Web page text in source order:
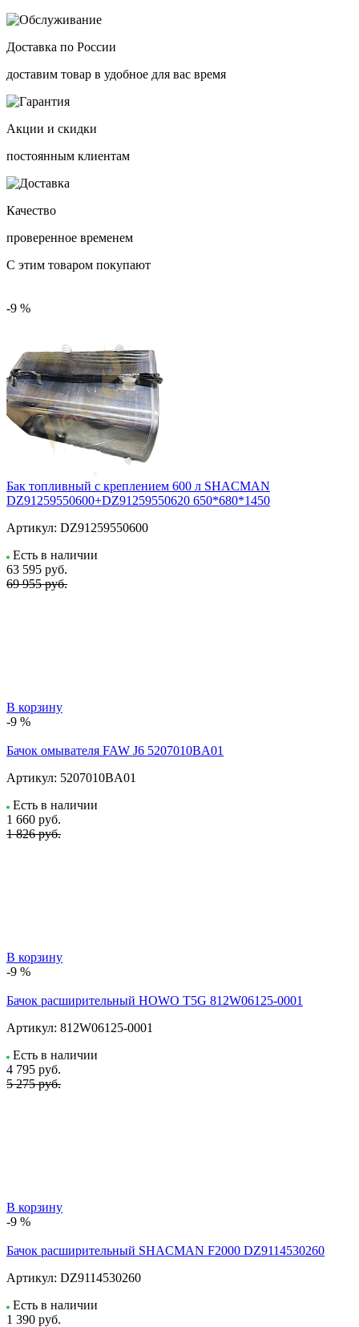
Доставка по России
доставим товар в удобное для вас время
Акции и скидки
постоянным клиентам
Качество
проверенное временем
С этим товаром покупают
-9 %
Бак топливный с креплением 600 л SHACMAN
DZ91259550600+DZ91259550620 650*680*1450
Артикул: DZ91259550600
Есть в наличии
63 595 руб.
69 955 руб.
В корзину
-9 %
Бачок омывателя FAW J6 5207010BA01
Артикул: 5207010BA01
Есть в наличии
1 660 руб.
1 826 руб.
В корзину
-9 %
Бачок расширительный HOWO T5G 812W06125-0001
Артикул: 812W06125-0001
Есть в наличии
4 795 руб.
5 275 руб.
В корзину
-9 %
Бачок расширительный SHACMAN F2000 DZ9114530260
Артикул: DZ9114530260
Есть в наличии
1 390 руб.